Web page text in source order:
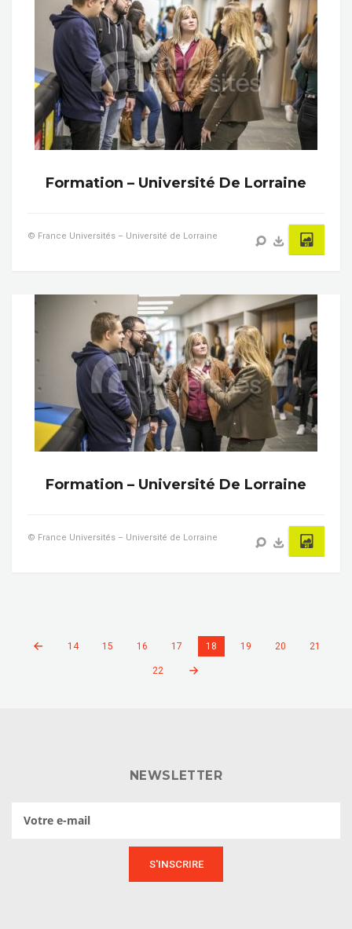
Formation – Université De Lorraine
© France Universités – Université de Lorraine
Formation – Université De Lorraine
© France Universités – Université de Lorraine
14 15 16 17 18 19 20 21
22
NEWSLETTER